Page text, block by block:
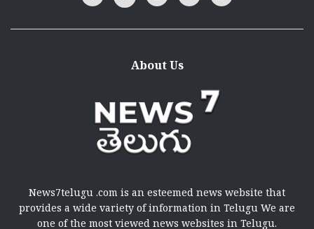
About Us
News7telugu .com is an esteemed news website that
provides a wide variety of information in Telugu We are
one of the most viewed news websites in Telugu.